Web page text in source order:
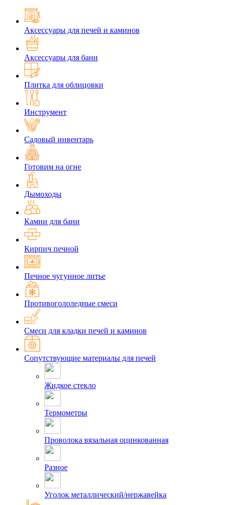
Аксессуары для печей и каминов
Аксессуары для бани
Плитка для облицовки
Инструмент
Садовый инвентарь
Готовим на огне
Дымоходы
Камни для бани
Кирпич печной
Печное чугунное литье
Противогололедные смеси
Смеси для кладки печей и каминов
Сопутствующие материалы для печей
Жидкое стекло
Термометры
Проволока вязальная оцинкованная
Разное
Уголок металлический/нержавейка